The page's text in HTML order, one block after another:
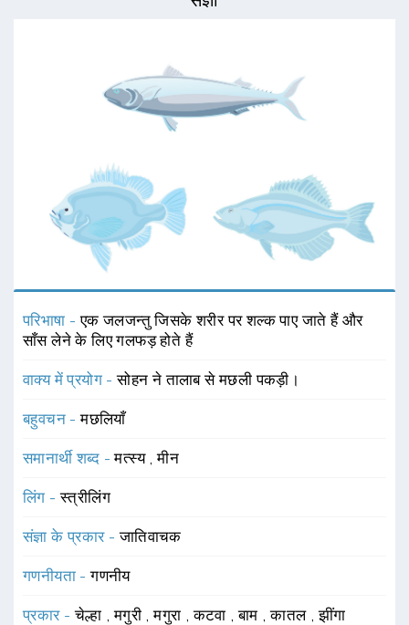
परिभाषा -एक जलजन्तु जिसके शरीर पर शल्क पाए जाते हैं और
साँस लेने के लिए गलफड़ होते हैं
वाक्य में प्रयोग -सोहन ने तालाब से मछली पकड़ी।
बहुवचन -मछलियाँ
समानार्थी शब्द -मत्स्य ,मीन
लिंग -स्त्रीलिंग
संज्ञा के प्रकार -जातिवाचक
गणनीयता -गणनीय
प्रकार -चेल्हा ,मगुरी ,मगुरा ,कटवा ,बाम ,कातल ,झींगा